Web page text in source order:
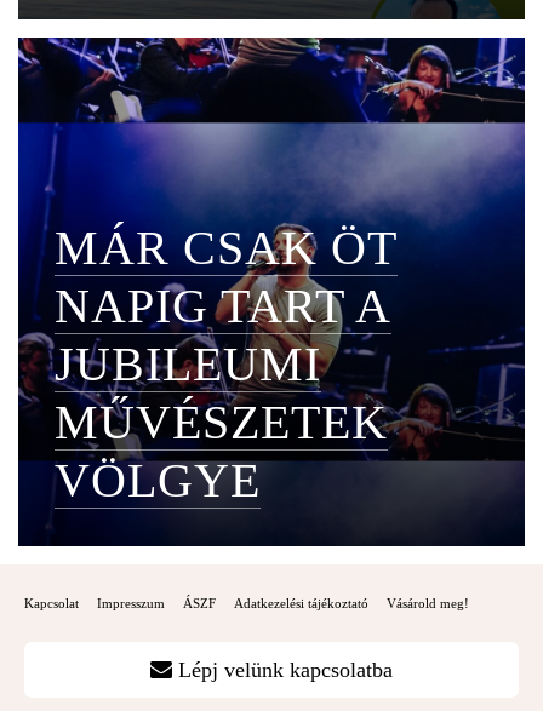
MÁR CSAK ÖT
NAPIG TART A
JUBILEUMI
MŰVÉSZETEK
VÖLGYE
Kapcsolat Impresszum ÁSZF Adatkezelési tájékoztató Vásárold meg!
Lépj velünk kapcsolatba